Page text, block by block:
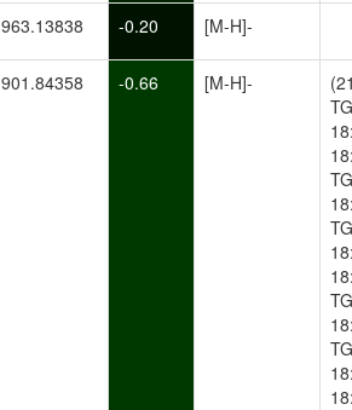
963.13838 -0.20 [M-H]-
901.84358 -0.66 [M-H]-